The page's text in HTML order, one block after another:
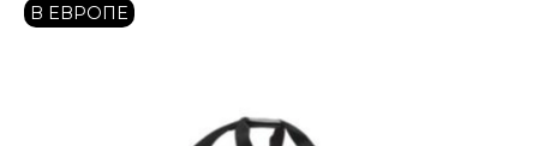
В ЕВРОПЕ